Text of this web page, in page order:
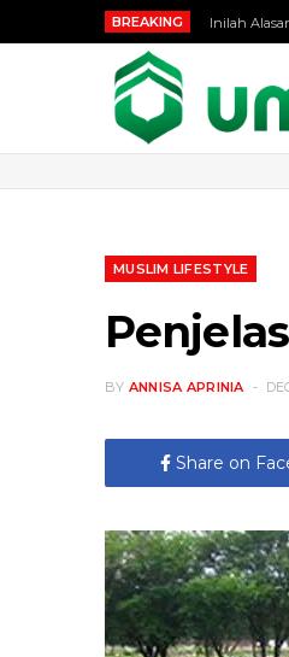
BREAKING Inilah
MUSLIM LIFESTYLE
BY ANNISA APRINIA
Share on